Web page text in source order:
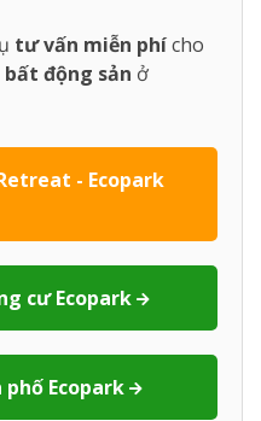
tư vấn miễn phícho
bất động sản ở
- Ecopark
cư Ecopark
Ecopark